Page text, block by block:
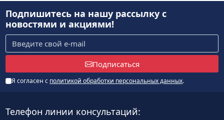
Подпишитесь на нашу рассылкус
новостями и акциями!
Подписаться
Я согласен с политикой обработки персональных данных.
Телефон линии консультаций: